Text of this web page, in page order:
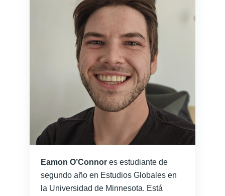
Eamon O’Connores estudiante de
segundo año en Estudios Globales en
la Universidad de Minnesota. Está